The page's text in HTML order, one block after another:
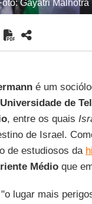
Gayatri Malhotra
é um
Universidade de
, entre os quais
de Israel.
de estudiosos da
Médioque
lugar mais